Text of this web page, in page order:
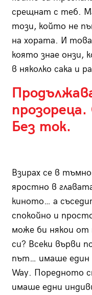
срещнат с теб.
този, който не
на хората. И
която знае онзи,
в няколко сака и
Без ток.
Взирах се в
яростно в
киното… а
спокойно и
може би някои
си? Всеки върви
път… имаше
Way. Поредното
имаше едни